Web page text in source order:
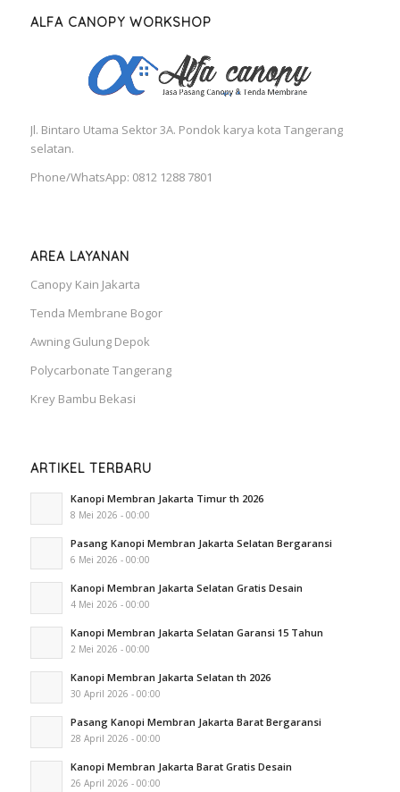
ALFA CANOPY WORKSHOP
Jl. Bintaro Utama Sektor 3A. Pondok karya kota Tangerang
selatan.
Phone/WhatsApp: 0812 1288 7801
AREA LAYANAN
Canopy Kain Jakarta
Tenda Membrane Bogor
Awning Gulung Depok
Polycarbonate Tangerang
Krey Bambu Bekasi
ARTIKEL TERBARU
Kanopi Membran Jakarta Timur th 2026
8 Mei 2026 - 00:00
Pasang Kanopi Membran Jakarta Selatan Bergaransi
6 Mei 2026 - 00:00
Kanopi Membran Jakarta Selatan Gratis Desain
4 Mei 2026 - 00:00
Kanopi Membran Jakarta Selatan Garansi 15 Tahun
2 Mei 2026 - 00:00
Kanopi Membran Jakarta Selatan th 2026
30 April 2026 - 00:00
Pasang Kanopi Membran Jakarta Barat Bergaransi
28 April 2026 - 00:00
Kanopi Membran Jakarta Barat Gratis Desain
26 April 2026 - 00:00